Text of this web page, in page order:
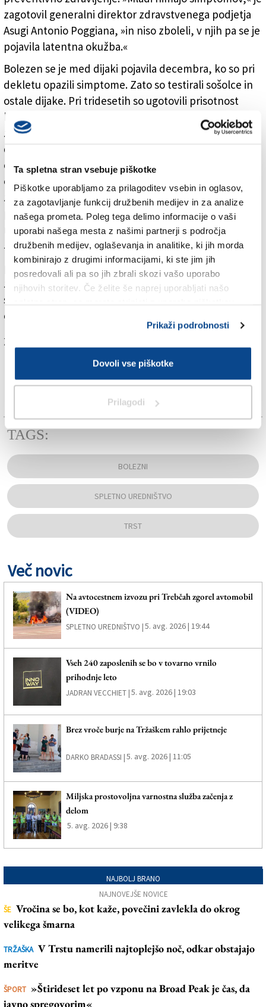
Ta spletna stran vsebuje piškotke
Piškotke uporabljamo za prilagoditev vsebin in oglasov,
za zagotavljanje funkcij družbenih medijev in za analize
našega prometa. Poleg tega delimo informacije o vaši
uporabi našega mesta z našimi partnerji s področja
družbenih medijev, oglaševanja in analitike, ki jih morda
kombinirajo z drugimi informacijami, ki ste jim jih
posredovali ali pa so jih zbrali skozi vašo uporabo
njihovih storitev. Če želite še naprej uporabljati našo
Prikaži podrobnosti
Dovoli vse piškotke
Prilagodi
zagotovil generalni direktor zdravstvenega podjetja
Asugi Antonio Poggiana, »in niso zboleli, v njih pa se je
pojavila latentna okužba.«
Bolezen se je med dijaki pojavila decembra, ko so pri
dekletu opazili simptome. Zato so testirali sošolce in
ostale dijake. Pri tridesetih so ugotovili prisotnost
bakterije, pri dveh pa lažje simptome. Poggiana je
zagotovil, da ne gre za izredne razmere, dodal pa je,
da se je na vabilo zdravstvenega podjetja Asugi
odzvala in testirala le polovica dijakinj in dijakov
omenjene podružnice. Staršem ostalih dijakov bodo
zato poslali poziv in vabilo k testiranju ter
preventivnem zdravljenju. Pouku na podružnici sledi
namreč okrog sto mladih.
Tuberkuloza je infekcijsko obolenje, ki prizadene
pljučno tkivo. V tako imenovanih razvitih državah se
zdravi z antibiotiki, v manj razvitih pa je bolezen še
smrtonosna. Širi se prek kužnih kapljic, ki se sprostijo
ob kašljanju in kihanju okužene osebe.
Za branje in pisanje komentarjev
TAGS:
BOLEZNI
SPLETNO UREDNIŠTVO
TRST
Več novic
Na avtocestnem izvozu pri Trebčah zgorel avtomobil
(VIDEO)
SPLETNO UREDNIŠTVO |5. avg. 2026 | 19:44
Vseh 240 zaposlenih se bo v tovarno vrnilo
prihodnje leto
JADRAN VECCHIET |5. avg. 2026 | 19:03
Brez vroče burje na Tržaškem rahlo prijetneje
DARKO BRADASSI |5. avg. 2026 | 11:05
Miljska prostovoljna varnostna služba začenja z
delom
5. avg. 2026 | 9:38
NAJBOLJ BRANO
NAJNOVEJŠE NOVICE
ŠE Vročina se bo, kot kaže, povečini zavlekla do okrog
velikega šmarna
TRŽAŠKA V Trstu namerili najtoplejšo noč, odkar obstajajo
meritve
ŠPORT »Štirideset let po vzponu na Broad Peak je čas, da
javno spregovorim«